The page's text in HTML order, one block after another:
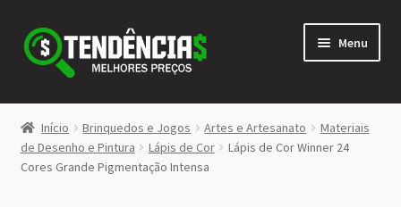
Pular
para
navegação
Pular
para
conteúdo
Menu
LOJA
<>
Início Brinquedos e Jogos Artes e Artesanato
Materiais
de Desenho e Pintura
Lápis de Cor
Lápis de Cor Winner 24
Cores Grande Pigmentação Intensa